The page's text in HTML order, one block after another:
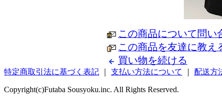
この商品について問い
この商品を友達に教え
買い物を続ける
特定商取引法に基づく表記 支払い方法について 配送方
Copyright(c)Futaba Sousyoku.inc. All Rights Reserved.